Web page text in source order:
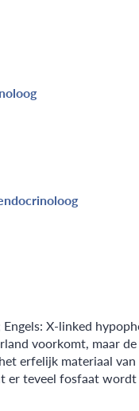
X-linked
voorkomt, maar
erfelijk materiaal
teveel fosfaat